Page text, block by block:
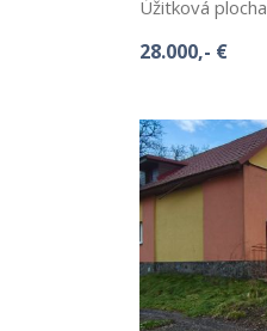
Úžitková plocha
28.000,- €